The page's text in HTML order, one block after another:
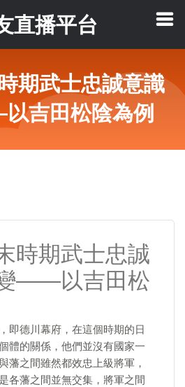
直播平台
期武士忠誠意識
吉田松陰為例
時期武士忠誠
——以吉田松
即德川幕府，在這個時期的日
體的關係，他們並沒有國家一
藩之間雖然都效忠上級將軍，
各藩之間並無交集，將軍之間